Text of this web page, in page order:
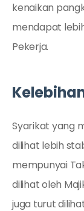
kenaikan
mendapat
Pekerja.
Syarikat yang
dilihat lebih
mempunyai
dilihat oleh
juga turut